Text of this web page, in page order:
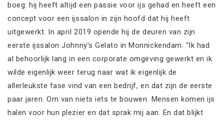
boeg: hij heeft altijd een passie voor ijs gehad en heeft een
concept voor een ijssalon in zijn hoofd dat hij heeft
uitgewerkt. In april 2019 opende hij de deuren van zijn
eerste ijssalon Johnny’s Gelato in Monnickendam. “Ik had
al behoorlijk lang in een corporate omgeving gewerkt en ik
wilde eigenlijk weer terug naar wat ik eigenlijk de
allerleukste fase vind van een bedrijf, en dat zijn de eerste
paar jaren. Om van niets iets te bouwen. Mensen komen ijs
halen voor hun plezier en dat sprak mij aan. En dat blijkt